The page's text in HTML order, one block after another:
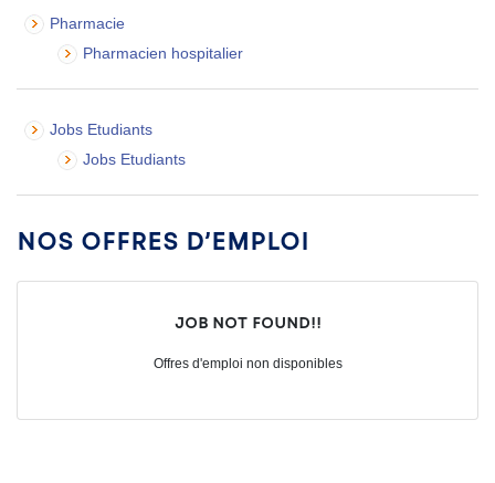
Pharmacie
Pharmacien hospitalier
Jobs Etudiants
Jobs Etudiants
Nos offres d’emploi
Job not found!!
Offres d'emploi non disponibles